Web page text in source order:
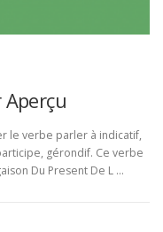
le verbe parler à indicatif,
gérondif. Ce verbe
Du Present De L …